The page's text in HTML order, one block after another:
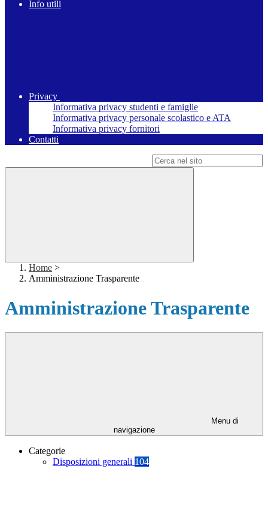
Info utili
Privacy
Informativa privacy studenti e famiglie
Informativa privacy personale scolastico e ATA
Informativa privacy fornitori
Contatti
Home >
Amministrazione Trasparente
Amministrazione Trasparente
Menu di
navigazione
Categorie
Disposizioni generali 104